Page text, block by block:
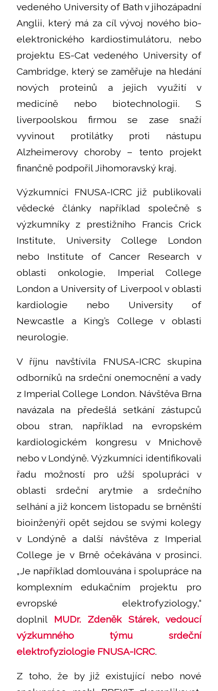
vedeného University of Bath v jihozápadní
Anglii, který má za cíl vývoj nového bio-
elektronického kardiostimulátoru, nebo
projektu ES-Cat vedeného University of
Cambridge, který se zaměřuje na hledání
nových proteinů a jejich využití v
medicíně nebo biotechnologii. S
liverpoolskou firmou se zase snaží
vyvinout protilátky proti nástupu
Alzheimerovy choroby – tento projekt
finančně podpořil Jihomoravský kraj.
Výzkumníci FNUSA-ICRC již publikovali
vědecké články například společně s
výzkumníky z prestižního Francis Crick
Institute, University College London
nebo Institute of Cancer Research v
oblasti onkologie, Imperial College
London a University of Liverpool v oblasti
kardiologie nebo University of
Newcastle a King’s College v oblasti
neurologie.
V říjnu navštívila FNUSA-ICRC skupina
odborníků na srdeční onemocnění a vady
z Imperial College London. Návštěva Brna
navázala na předešlá setkání zástupců
obou stran, například na evropském
kardiologickém kongresu v Mnichově
nebo v Londýně. Výzkumníci identifikovali
řadu možností pro užší spolupráci v
oblasti srdeční arytmie a srdečního
selhání a již koncem listopadu se brněnští
bioinženýři opět sejdou se svými kolegy
v Londýně a další návštěva z Imperial
College je v Brně očekávána v prosinci.
„Je například domlouvána i spolupráce na
komplexním edukačním projektu pro
evropské elektrofyziology,“
doplnil MUDr. Zdeněk Stárek, vedoucí
výzkumného týmu srdeční
elektrofyziologie FNUSA-ICRC.
Z toho, že by již existující nebo nové